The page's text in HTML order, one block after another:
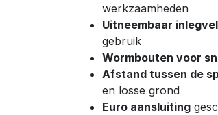
werkzaamheden
Uitneembaar inlegvel
gebruik
Wormbouten voor
Afstand tussen de
en losse grond
Euro aansluiting